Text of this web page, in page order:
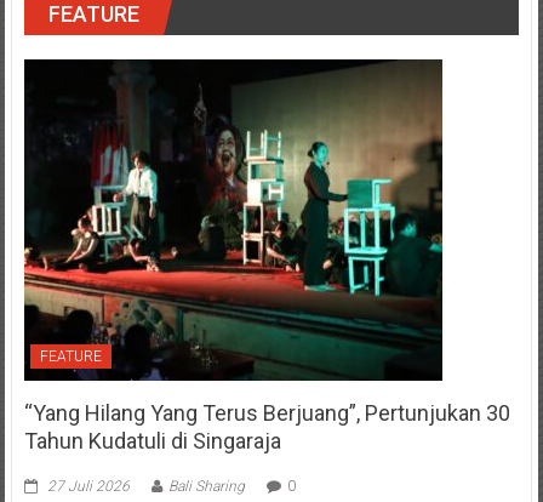
FEATURE
FEATURE
“Yang Hilang Yang Terus Berjuang”, Pertunjukan 30
Tahun Kudatuli di Singaraja
27 Juli 2026 Bali Sharing 0